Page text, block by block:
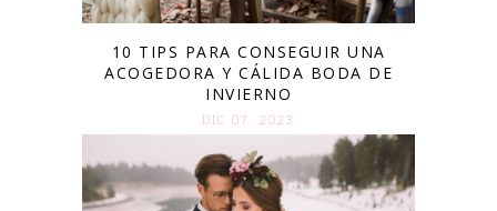
10 TIPS PARA CONSEGUIR UNA
ACOGEDORA Y CÁLIDA BODA DE
INVIERNO
DIC 07. 2023